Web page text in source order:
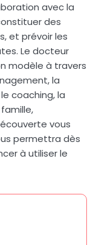
avec la
des
et prévoir les
Le docteur
modèle à travers
la
coaching, la
vous
permettra dès
à utiliser le